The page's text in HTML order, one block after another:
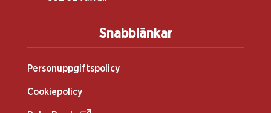
Snabblänkar
Personuppgiftspolicy
Cookiepolicy